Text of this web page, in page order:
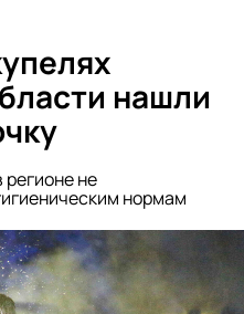
нашли
не
нормам